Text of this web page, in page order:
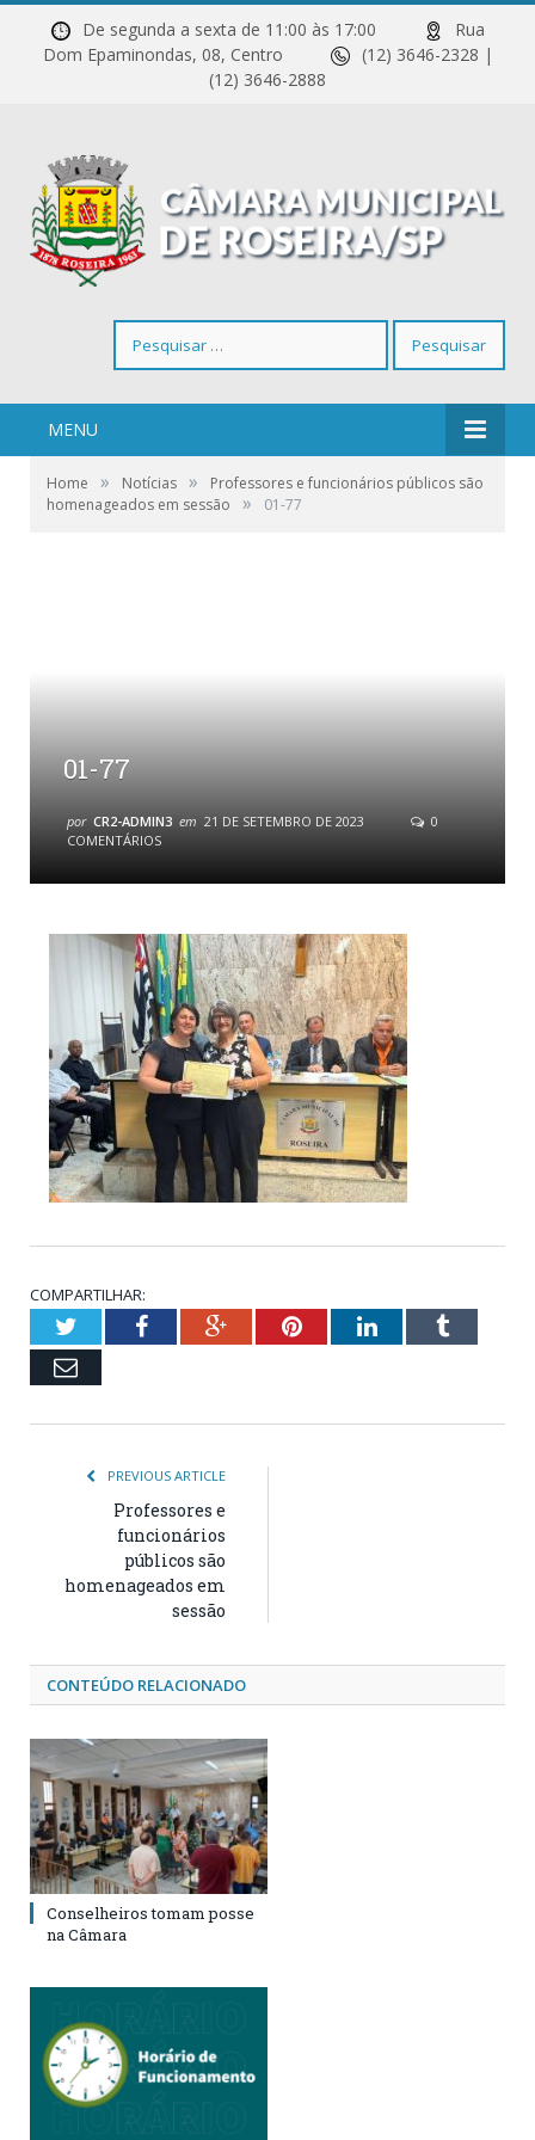
De segunda a sexta de 11:00 às 17:00
Rua
Dom Epaminondas, 08, Centro
(12) 3646-2328 |
(12) 3646-2888
por:
MENU
Home » Notícias »
Professores e funcionários públicos são
homenageados em sessão
» 01-77
01-77
por CR2-ADMIN3 em 21 DE SETEMBRO DE 2023
0
COMENTÁRIOS
COMPARTILHAR:
TwitterFacebookGoogle+PinterestLinkedInTumblr
Email
PREVIOUS ARTICLE
Professores e
funcionários
públicos são
homenageados em
sessão
CONTEÚDO RELACIONADO
Conselheiros tomam posse
na Câmara